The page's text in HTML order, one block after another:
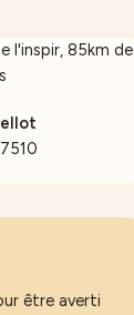
être averti